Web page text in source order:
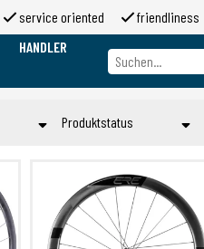
service oriented friendliness
HANDLER
Produktstatus
OLD
PURCHASE
STOCK